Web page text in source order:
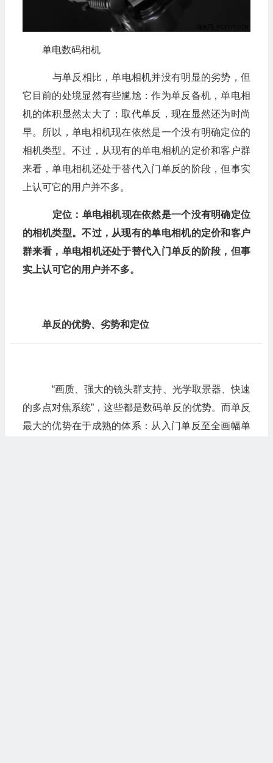
单电数码相机
与单反相比，单电相机并没有明显的劣势，但
它目前的处境显然有些尴尬：作为单反备机，单电相
机的体积显然太大了；取代单反，现在显然还为时尚
早。所以，单电相机现在依然是一个没有明确定位的
相机类型。不过，从现有的单电相机的定价和客户群
来看，单电相机还处于替代入门单反的阶段，但事实
上认可它的用户并不多。
定位：单电相机现在依然是一个没有明确定位
的相机类型。不过，从现有的单电相机的定价和客户
群来看，单电相机还处于替代入门单反的阶段，但事
实上认可它的用户并不多。
单反的优势、劣势和定位
“画质、强大的镜头群支持、光学取景器、快速
的多点对焦系统”，这些都是数码单反的优势。而单反
最大的优势在于成熟的体系：从入门单反至全画幅单